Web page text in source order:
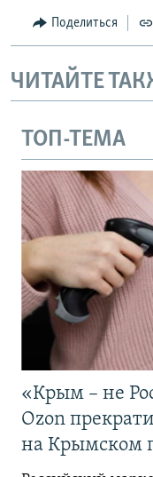
Поделиться
ЧИТАЙТЕ
ТОП-ТЕМА
«Крым – не
Ozon
на Крымском